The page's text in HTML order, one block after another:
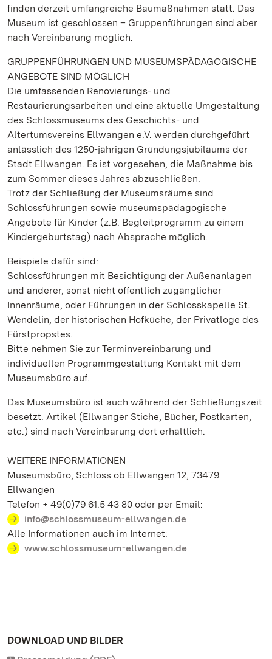
finden derzeit umfangreiche Baumaßnahmen statt. Das
Museum ist geschlossen – Gruppenführungen sind aber
nach Vereinbarung möglich.
GRUPPENFÜHRUNGEN UND MUSEUMSPÄDAGOGISCHE
ANGEBOTE SIND MÖGLICH
Die umfassenden Renovierungs- und
Restaurierungsarbeiten und eine aktuelle Umgestaltung
des Schlossmuseums des Geschichts- und
Altertumsvereins Ellwangen e.V. werden durchgeführt
anlässlich des 1250-jährigen Gründungsjubiläums der
Stadt Ellwangen. Es ist vorgesehen, die Maßnahme bis
zum Sommer dieses Jahres abzuschließen.
Trotz der Schließung der Museumsräume sind
Schlossführungen sowie museumspädagogische
Angebote für Kinder (z.B. Begleitprogramm zu einem
Kindergeburtstag) nach Absprache möglich.
Beispiele dafür sind:
Schlossführungen mit Besichtigung der Außenanlagen
und anderer, sonst nicht öffentlich zugänglicher
Innenräume, oder Führungen in der Schlosskapelle St.
Wendelin, der historischen Hofküche, der Privatloge des
Fürstpropstes.
Bitte nehmen Sie zur Terminvereinbarung und
individuellen Programmgestaltung Kontakt mit dem
Museumsbüro auf.
Das Museumsbüro ist auch während der Schließungszeit
besetzt. Artikel (Ellwanger Stiche, Bücher, Postkarten,
etc.) sind nach Vereinbarung dort erhältlich.
WEITERE INFORMATIONEN
Museumsbüro, Schloss ob Ellwangen 12, 73479
Ellwangen
Telefon + 49(0)79 61.5 43 80 oder per Email:
info@schlossmuseum-ellwangen.de
Alle Informationen auch im Internet:
www.schlossmuseum-ellwangen.de
DOWNLOAD UND BILDER